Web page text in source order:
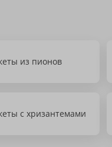
из пионов
с хризантемами